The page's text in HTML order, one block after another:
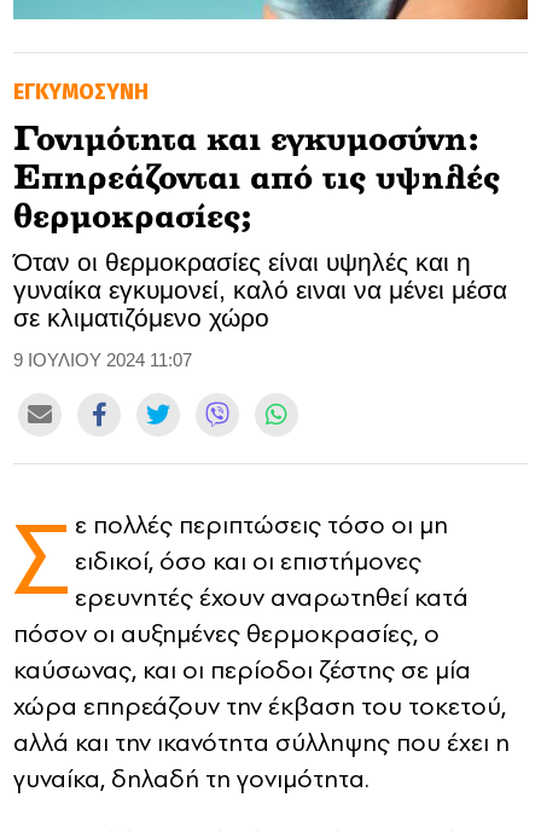
SOOZIE’S FRIENDS
CULTURE
TASTELAND
TECH
HEALTH
MEDIALAND
DRIVE
DIA Y NOCHE
CONTACT
ADVERTISE
ΕΓΚΥΜΟΣΥΝΗ
Γονιμότητα και εγκυμοσύνη:
Επηρεάζονται από τις υψηλές
θερμοκρασίες;
Όταν οι θερμοκρασίες είναι υψηλές και η
γυναίκα εγκυμονεί, καλό ειναι να μένει μέσα
σε κλιματιζόμενο χώρο
9 ΙΟΥΛΙΟΥ 2024 11:07
Σ ε πολλές περιπτώσεις τόσο οι μη
ειδικοί, όσο και οι επιστήμονες
ερευνητές έχουν αναρωτηθεί κατά
πόσον οι αυξημένες θερμοκρασίες, ο
καύσωνας, και οι περίοδοι ζέστης σε μία
χώρα επηρεάζουν την έκβαση του τοκετού,
αλλά και την ικανότητα σύλληψης που έχει η
γυναίκα, δηλαδή τη γονιμότητα.